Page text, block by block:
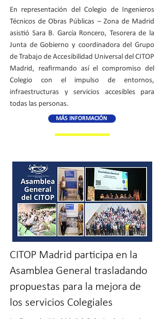
En representación del Colegio de Ingenieros
Técnicos de Obras Públicas – Zona de Madrid
asistió Sara B. García Roncero, Tesorera de la
Junta de Gobierno y coordinadora del Grupo
de Trabajo de Accesibilidad Universal del CITOP
Madrid, reafirmando así el compromiso del
Colegio con el impulso de entornos,
infraestructuras y servicios accesibles para
todas las personas.
MÁS INFORMACIÓN
CITOP Madrid participa en la
Asamblea General trasladando
propuestas para la mejora de
los servicios Colegiales